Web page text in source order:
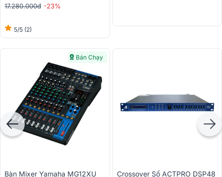
17.280.000đ -23%
5/5 (2)
Bán Chạy
Bàn Mixer Yamaha MG12XU Crossover Số ACTPRO DSP48